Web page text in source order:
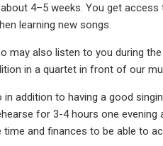
4–5 weeks. You get
learning new songs.
also listen to you during
in a quartet in front of our
addition to having a good
for 3-4 hours one
and finances to be able to